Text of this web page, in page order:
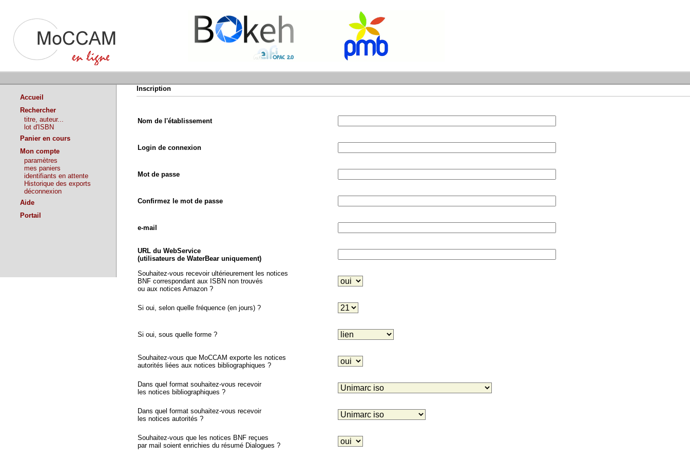
Accueil
Rechercher
titre, auteur...
lot d'ISBN
Panier en cours
Mon compte
paramètres
mes paniers
identifiants en attente
Historique des exports
déconnexion
Aide
Portail
Inscription
Nom de l'établissement
Login de connexion
Mot de passe
Confirmez le mot de passe
e-mail
URL du WebService
(utilisateurs de WaterBear uniquement)
Souhaitez-vous recevoir ultérieurement les notices
BNF correspondant aux ISBN non trouvés
ou aux notices Amazon ?
Si oui, selon quelle fréquence (en jours) ?
Si oui, sous quelle forme ?
Souhaitez-vous que MoCCAM exporte les notices
autorités liées aux notices bibliographiques ?
Dans quel format souhaitez-vous recevoir
les notices bibliographiques ?
Dans quel format souhaitez-vous recevoir
les notices autorités ?
Souhaitez-vous que les notices BNF reçues
par mail soient enrichies du résumé Dialogues ?